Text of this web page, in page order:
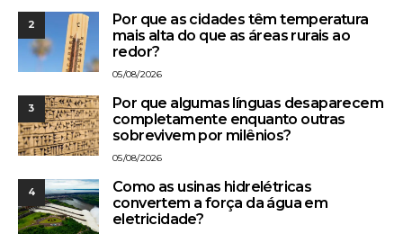
2
Por que as cidades têm temperatura
mais alta do que as áreas rurais ao
redor?
05/08/2026
3
Por que algumas línguas desaparecem
completamente enquanto outras
sobrevivem por milênios?
05/08/2026
4
Como as usinas hidrelétricas
convertem a força da água em
eletricidade?